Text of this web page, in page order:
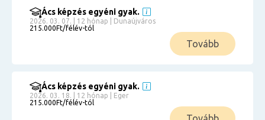
Ács képzés egyéni gyak.
2026. 03. 07. | 12 hónap | Dunaújváros
215.000Ft/félév-tól
Tovább
Ács képzés egyéni gyak.
2026. 03. 18. | 12 hónap | Eger
215.000Ft/félév-tól